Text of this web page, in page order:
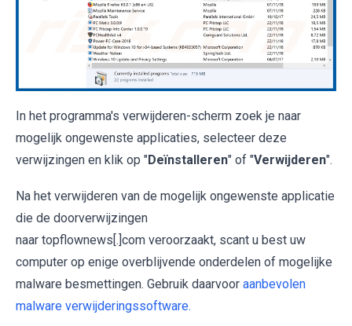
In het programma's verwijderen-scherm zoek je naar
mogelijk ongewenste applicaties, selecteer deze
verwijzingen en klik op "Deïnstalleren" of "Verwijderen".
Na het verwijderen van de mogelijk ongewenste applicatie
die de doorverwijzingen
naar topflownews[.]com veroorzaakt, scant u best uw
computer op enige overblijvende onderdelen of mogelijke
malware besmettingen. Gebruik daarvoor aanbevolen
malware verwijderingssoftware.